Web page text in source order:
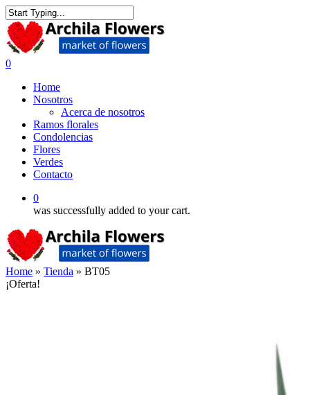
Skip
to
main
content
Close
Search
0
Home
Nosotros
Acerca de nosotros
Ramos florales
Condolencias
Flores
Verdes
Contacto
0
was successfully added to your cart.
Home » Tienda » BT05
¡Oferta!